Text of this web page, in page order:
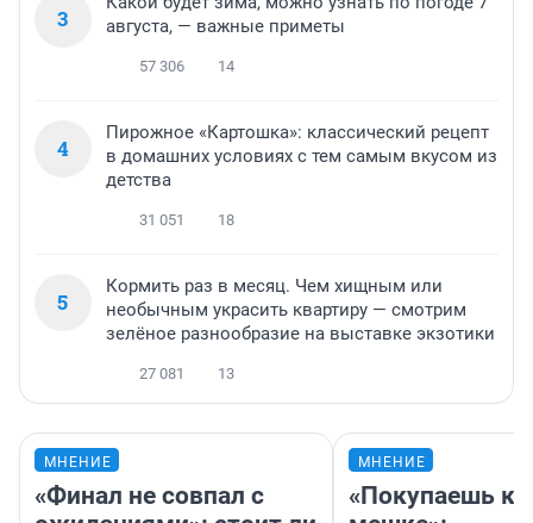
3
августа, — важные приметы
57 306 14
4
Пирожное «Картошка»: классический рецепт
в домашних условиях с тем самым вкусом из
детства
31 051 18
5
Кормить раз в месяц. Чем хищным или
необычным украсить квартиру — смотрим
зелёное разнообразие на выставке экзотики
27 081 13
МНЕНИЕ
«Финал не совпал с
МНЕНИЕ
«Покупаешь